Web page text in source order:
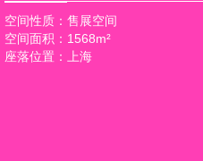
空间性质：售展空间
空间面积：1568m²
座落位置：上海